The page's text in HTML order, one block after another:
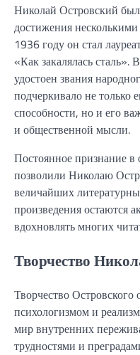
Николай Островский
достижения
1936 году он стал
«Как закалялась
удостоен звания
подчеркивало не только
способности, но и его
и общественной мысли.
Постоянное признание
позволили Николаю
величайших
произведения остаются
вдохновлять многих
Творчество
Творчество Островского
психологизмом и
мир внутренних
трудностями и